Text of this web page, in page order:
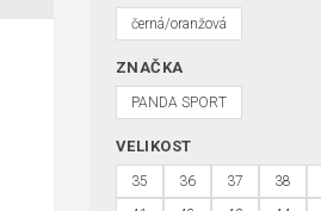
černá/oranžová
ZNAČKA
PANDA SPORT
VELIKOST
35 36 37 38